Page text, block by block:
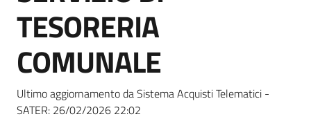
Seguici
su
TESORERIA
COMUNALE
Ultimo aggiornamento da Sistema Acquisti Telematici -
SATER: 26/02/2026 22:02